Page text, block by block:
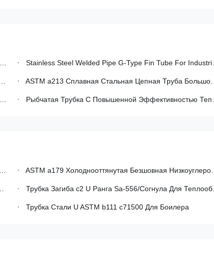
Stainless Steel Welded Pipe G-Type Fin Tube For Industrial Radiators With Embedded Fins
ASTM a213 Сплавная Стальная Цепная Труба Большой Диаметром Толстостенная Котловая Труба Для Теплообменников
Рыбчатая Трубка С Повышенной Эффективностью Теплопередачи, Антипленкой И Равномерной Температурой Стенки Для Применения При Высоких Температурах
ASTM a179 Холоднооттянутая Безшовная Низкоуглеродистая Сталь U Bend Tube Для Теплообменников
Трубка Загиба c2 U Ранга Sa-556/Согнула Для Теплообменного Аппарата
Трубка Стали U ASTM b111 c71500 Для Боилера